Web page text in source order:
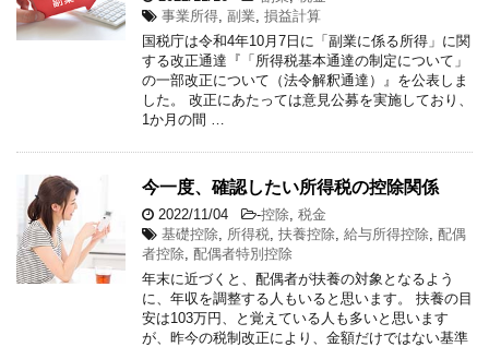
事業所得 副業 損益計算
国税庁は令和4年10月7日に「副業に係る所得」に関
する改正通達『「所得税基本通達の制定について」
の一部改正について（法令解釈通達）』を公表しま
した。 改正にあたっては意見公募を実施しており、
1か月の間 …
今一度、確認したい所得税の控除関係
2022/11/04 -控除 税金
基礎控除 所得税 扶養控除 給与所得控除 配偶
者控除 配偶者特別控除
年末に近づくと、配偶者が扶養の対象となるよう
に、年収を調整する人もいると思います。 扶養の目
安は103万円、と覚えている人も多いと思います
が、昨今の税制改正により、金額だけではない基準